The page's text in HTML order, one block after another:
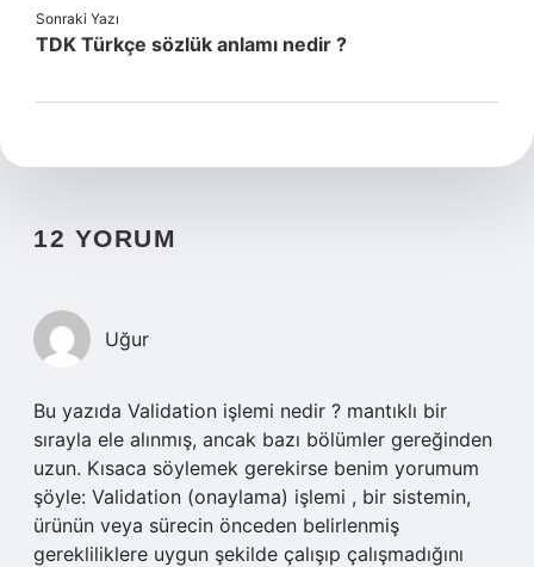
Sonraki Yazı
TDK Türkçe sözlük anlamı nedir ?
12 YORUM
Uğur
Bu yazıda Validation işlemi nedir ? mantıklı bir
sırayla ele alınmış, ancak bazı bölümler gereğinden
uzun. Kısaca söylemek gerekirse benim yorumum
şöyle: Validation (onaylama) işlemi , bir sistemin,
ürünün veya sürecin önceden belirlenmiş
gerekliliklere uygun şekilde çalışıp çalışmadığını